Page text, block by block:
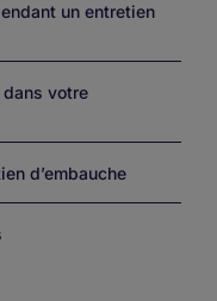
un entretien
votre
d’embauche